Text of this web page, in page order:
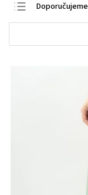
Doporučujeme
Nejlevnější
Nejdražší